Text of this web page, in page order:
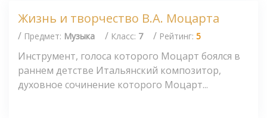
Жизнь и творчество В.А. Моцарта
/ Предмет: Музыка / Класс: 7 / Рейтинг: 5
Инструмент, голоса которого Моцарт боялся в
раннем детстве Итальянский композитор,
духовное сочинение которого Моцарт...